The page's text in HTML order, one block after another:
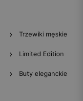
Trzewiki męskie
Limited Edition
Buty eleganckie